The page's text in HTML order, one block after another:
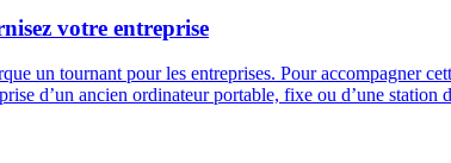
votre entreprise
un tournant pour les entreprises. Pour accompagner
d’un ancien ordinateur portable, fixe ou d’une